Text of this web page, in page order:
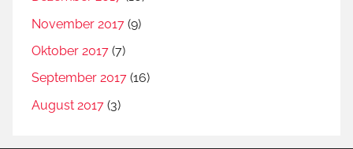
November 2017 (9)
Oktober 2017 (7)
September 2017 (16)
August 2017 (3)